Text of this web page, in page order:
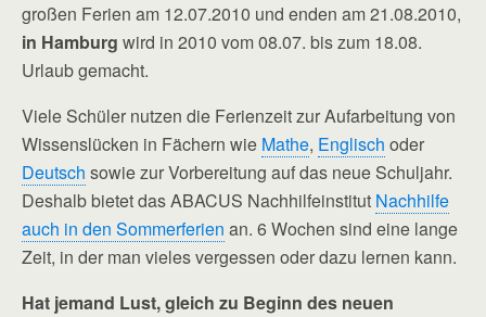
großen Ferien am 12.07.2010 und enden am 21.08.2010,
in Hamburg wird in 2010 vom 08.07. bis zum 18.08.
Urlaub gemacht.
Viele Schüler nutzen die Ferienzeit zur Aufarbeitung von
Wissenslücken in Fächern wie Mathe, Englisch oder
Deutsch sowie zur Vorbereitung auf das neue Schuljahr.
Deshalb bietet das ABACUS Nachhilfeinstitut Nachhilfe
auch in den Sommerferien an. 6 Wochen sind eine lange
Zeit, in der man vieles vergessen oder dazu lernen kann.
Hat jemand Lust, gleich zu Beginn des neuen